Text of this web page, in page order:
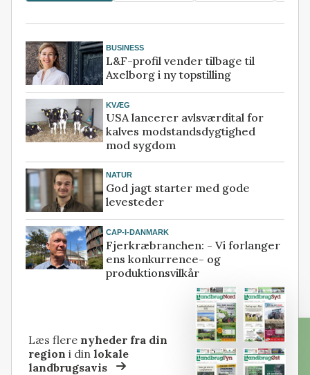
BUSINESS
L&F-profil vender tilbage til
Axelborg i ny topstilling
KVÆG
USA lancerer avlsværdital for
kalves modstandsdygtighed
mod sygdom
NATUR
God jagt starter med gode
levesteder
CAP-I-DANMARK
Fjerkræbranchen: - Vi forlanger
ens konkurrence- og
produktionsvilkår
Læs flere nyheder fra din
region i dinlokale
landbrugsavis